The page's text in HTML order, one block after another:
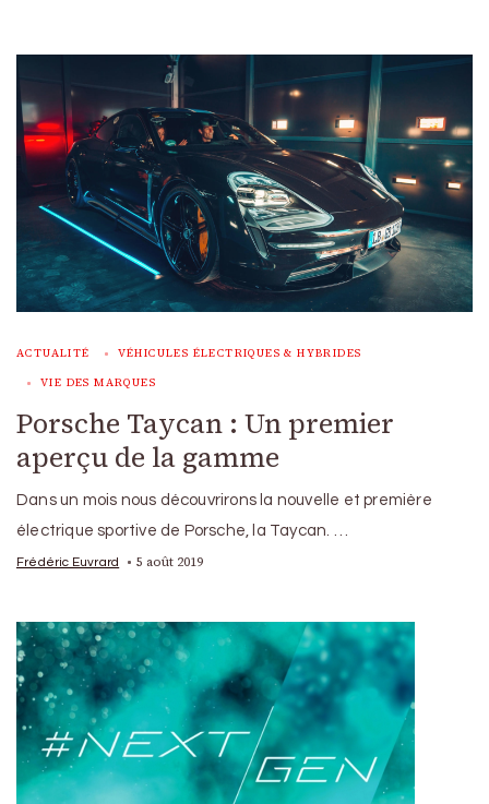
ACTUALITÉ VÉHICULES ÉLECTRIQUES & HYBRIDES
VIE DES MARQUES
Porsche Taycan : Un premier
aperçu de la gamme
Dans un mois nous découvrirons la nouvelle et première
électrique sportive de Porsche, la Taycan. …
Frédéric Euvrard 5 août 2019